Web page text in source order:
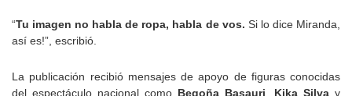
“Tu imagen no habla de ropa, habla de vos. Si lo dice Miranda,
así es!”, escribió.
La publicación recibió mensajes de apoyo de figuras conocidas
del espectáculo nacional como Begoña Basauri Kika Silva y